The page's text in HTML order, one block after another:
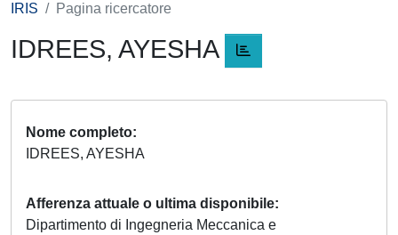
IRIS Pagina ricercatore
IDREES, AYESHA
Nome completo
IDREES, AYESHA
Afferenza attuale o ultima disponibile
Dipartimento di Ingegneria Meccanica e